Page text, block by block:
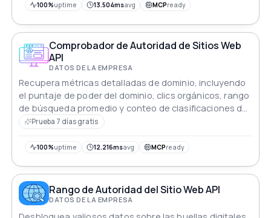
100%uptime 13.504msavg MCPready
Comprobador de Autoridad de Sitios Web
API
DATOS DE LA EMPRESA
Recupera métricas detalladas de dominio, incluyendo
el puntaje de poder del dominio, clics orgánicos, rango
de búsqueda promedio y conteo de clasificaciones de
palabras clave con esta API.
Prueba 7 días gratis
100%uptime 12.216msavg MCPready
Rango de Autoridad del Sitio Web API
DATOS DE LA EMPRESA